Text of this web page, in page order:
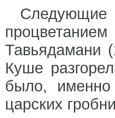
Следующие
Тавьядамани
Куше
было, именно
царских